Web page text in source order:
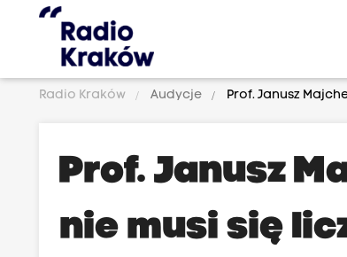
Radio Kraków Audycje Prof. Janusz
Prof. Janusz
nie musi się